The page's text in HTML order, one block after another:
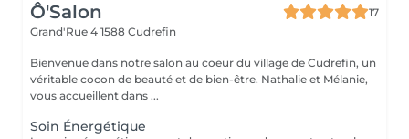
Ô'Salon
17
Grand'Rue 4 1588 Cudrefin
Bienvenue dans notre salon au coeur du village de Cudrefin, un
véritable cocon de beauté et de bien-être. Nathalie et Mélanie,
vous accueillent dans ...
Soin Énergétique